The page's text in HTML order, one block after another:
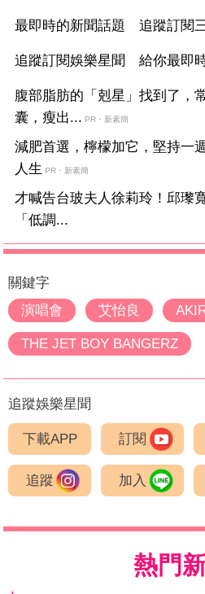
最即時的新聞話題 追蹤訂閱
追蹤訂閱娛樂星聞 給你最即
腹部脂肪的「剋星」找到了，
囊，瘦出... PR・新素簡
減肥首選，檸檬加它，堅持一
人生
PR・新素簡
才喊告台玻夫人徐莉玲！邱
「低調...
關鍵字
演唱會
艾怡良
THE JET BOY BANGERZ
追蹤娛樂星聞
下載APP 訂閱
追蹤 加入
熱門